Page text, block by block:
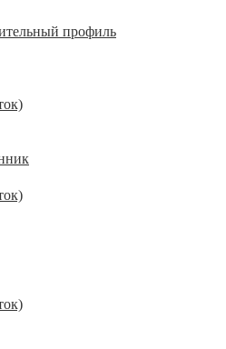
профиль